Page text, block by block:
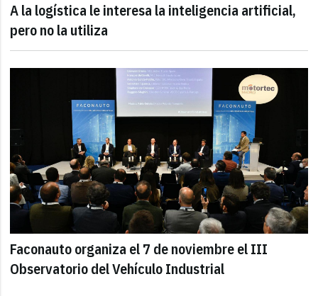
A la logística le interesa la inteligencia artificial,
pero no la utiliza
Faconauto organiza el 7 de noviembre el III
Observatorio del Vehículo Industrial